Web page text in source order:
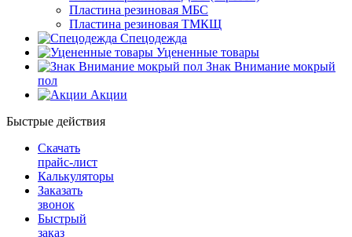
Пластина резиновая МБС
Пластина резиновая ТМКЩ
Спецодежда
Уцененные товары
Знак Внимание мокрый
пол
Акции
Быстрые действия
Скачать
прайс-лист
Калькуляторы
Заказать
звонок
Быстрый
заказ